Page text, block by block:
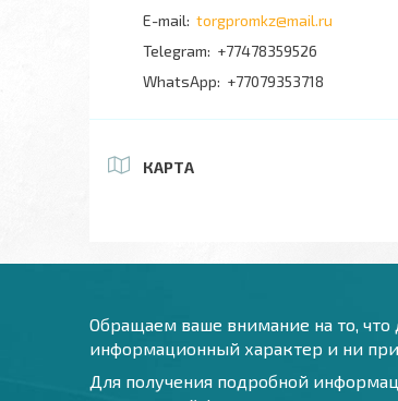
torgpromkz@mail.ru
+77478359526
+77079353718
КАРТА
Обращаем ваше внимание на то, что
информационный характер и ни
Для получения подробной